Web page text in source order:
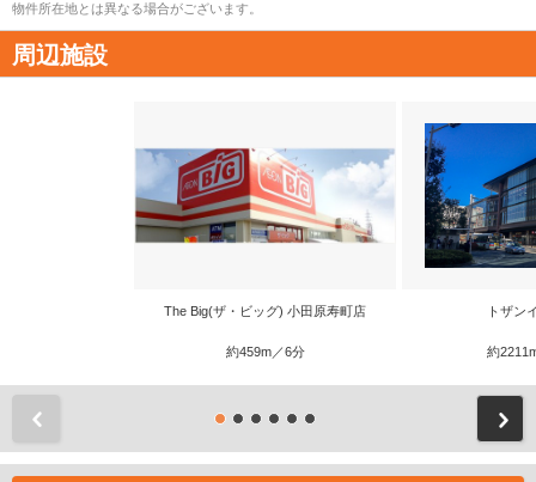
物件所在地とは異なる場合がございます。
周辺施設
The Big(ザ・ビッグ) 小田原寿町店
約459m／6分
トザン
約